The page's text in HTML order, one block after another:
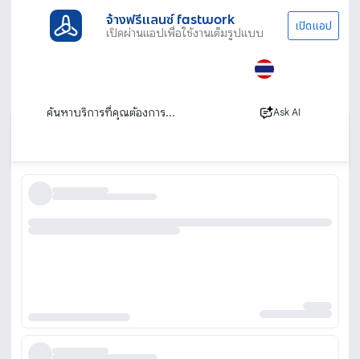
จ้างฟรีแลนซ์ fastwork
เปิดผ่านแอปเพื่อใช้งานเต็มรูปแบบ เปิดแอป
Ask AI
Acting & Modeling
นักแสดง Extra